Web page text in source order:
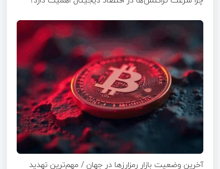
آخرین وضعیت بازار رمزارزها در جهان / مهم‌ترین تهدید